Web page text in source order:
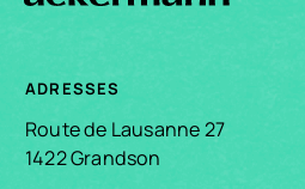
ADRESSES
Route de Lausanne 27
1422 Grandson